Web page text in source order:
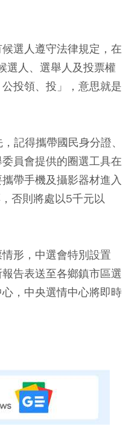
選人遵守法律規定，在
選人、選舉人及投票權
投領、投」，意思就是
記得攜帶國民身分證、
員會提供的圈選工具在
帶手機及攝影器材進入
否則將處以5千元以
形，中選會特別設置
告表送至各鄉鎮市區選
，中央選情中心將即時